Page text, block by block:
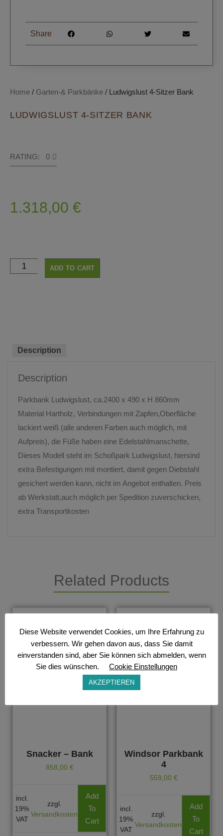
Home / Garten-& Parkbänke / Ludwigslust 4-Sitzer Bank
LUDWIGSLUST 4-SITZER BANK
RATING: 0
1.318,00 €
ADD TO CART
Share
Description
Description
Parkbank Ludwigslust, ca.2400 x 490 x H 860mm
Material Hartholz, Verbindungen mit Zapfen,Oberfläche
lackiert weiß (alle anderen Farben auch möglich, mit
Aufpreis), die Füße haben eine Edelstahlmanschette,
Dieses Modell steht im Schoßpark Ludwigslust, hiersind
extra Befestigungen mit montiert, damit gegen Diebstahl
gesichert werden kann, nicht im Angebot enthalten. Preis
ab Werkstatt,auch möglich per Spedition zuverschicken,
extra Transportkosten
Related Products
Snacker – Bank
858,00 €
incl.
19%
VAT
zzgl.
Versandkosten
Add
To
Cart
Windsor Parkbank
4
559,00 €
incl.
19%
VAT
zzgl.
Versandkosten
Add
To
Cart
Diese Website verwendet Cookies, um Ihre Erfahrung zu
verbessern. Wir gehen davon aus, dass Sie damit
einverstanden sind, aber Sie können sich abmelden, wenn
Sie dies wünschen.
Cookie Einstellungen
AKZEPTIEREN